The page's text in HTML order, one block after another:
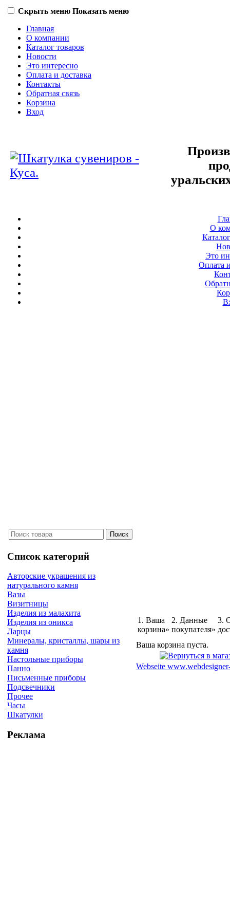
Скрыть меню Показать меню
Главная
О компании
Каталог товаров
Новости
Это интересно
Оплата и доставка
Контакты
Обратная связь
Корзина
Вход
О
Это
Оплата
Список категорий
Авторские украшения из
натурального камня
Вазы
Визитницы
Изделия из малахита
Изделия из оникса
Ларцы
Минералы, кристаллы, шары из
камня
Настольные приборы
Панно
Письменные приборы
Подсвечники
Прочее
Часы
Шкатулки
Реклама
1. Ваша
корзина»
2. Данные
покупателя»
3.
Ваша корзина пуста.
Webseite